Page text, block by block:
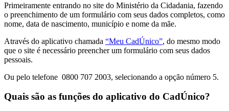
Primeiramente entrando no site do Ministério da Cidadania, fazendo
o preenchimento de um formulário com seus dados completos, como
nome, data de nascimento, município e nome da mãe.
Através do aplicativo chamada “Meu CadÚnico”, do mesmo modo
que o site é necessário preencher um formulário com seus dados
pessoais.
Ou pelo telefone 0800 707 2003, selecionando a opção número 5.
Quais são as funções do aplicativo do CadÚnico?